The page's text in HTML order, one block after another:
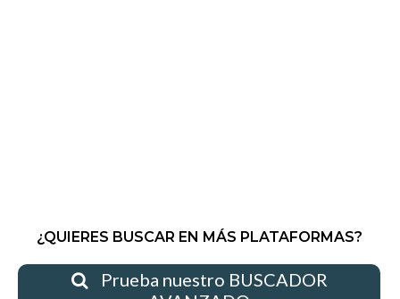
¿QUIERES BUSCAR EN MÁS PLATAFORMAS?
Prueba nuestro BUSCADOR